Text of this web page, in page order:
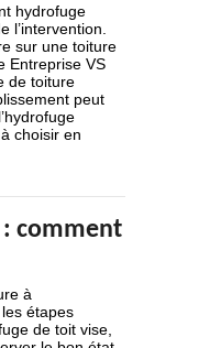
hydrofuge
l’intervention.
sur une toiture
Entreprise VS
de toiture
peut
choisir en
comment
à
étapes
de toit vise,